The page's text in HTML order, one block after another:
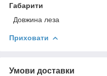
Габарити
Довжина леза
Приховати
Умови доставки